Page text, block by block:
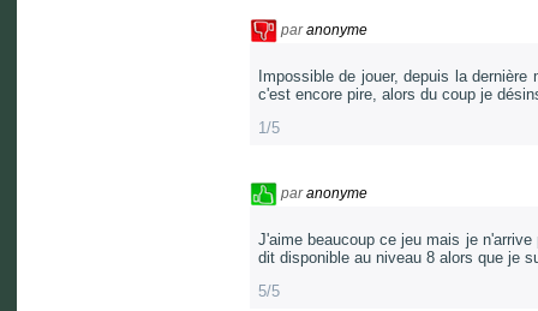
paranonyme
Impossible de jouer, depuis la
c'est encore pire, alors du coup je
1/5
paranonyme
J'aime beaucoup ce jeu mais je
dit disponible au niveau 8 alors que je
5/5